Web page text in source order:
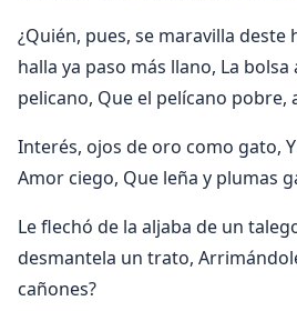
¿Quién, pues, se maravilla deste
halla ya paso más llano, La
pelicano, Que el pelícano pobre,
Interés, ojos de oro como gato,
Amor ciego, Que leña y plumas
Le flechó de la aljaba de un
desmantela un trato,
cañones?